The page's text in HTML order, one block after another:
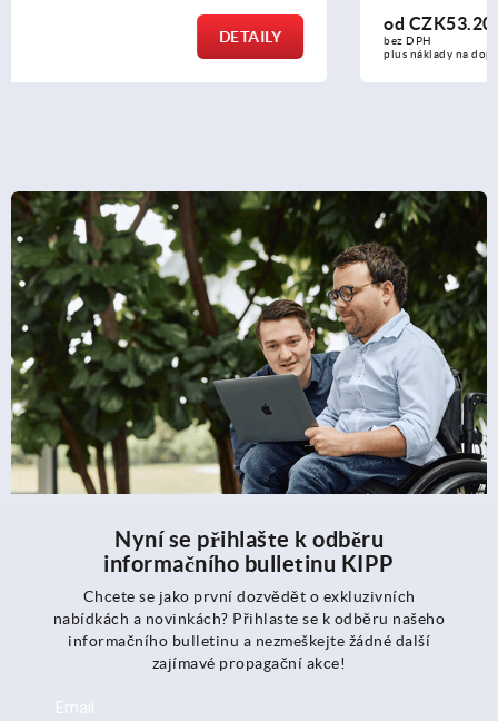
DETAILY
Nyní se přihlašte k odběru
informačního bulletinu KIPP
Chcete se jako první dozvědět o exkluzivních
nabídkách a novinkách? Přihlaste se k odběru našeho
informačního bulletinu a nezmeškejte žádné další
zajímavé propagační akce!